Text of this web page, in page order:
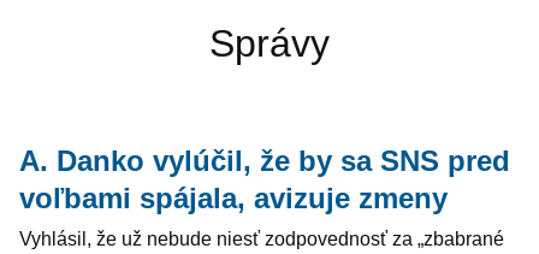
Správy
A. Danko vylúčil, že by sa SNS pred
voľbami spájala, avizuje zmeny
Vyhlásil, že už nebude niesť zodpovednosť za „zbabrané